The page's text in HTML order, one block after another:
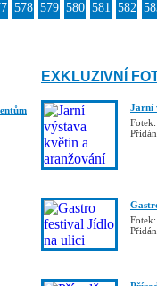
578 579 580 581 582
EXKLUZIVNÍ
Jarní